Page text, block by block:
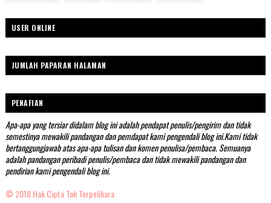
USER ONLINE
JUMLAH PAPARAN HALAMAN
PENAFIAN
Apa-apa yang tersiar didalam blog ini adalah pendapat penulis/pengirim dan tidak
semestinya mewakili pandangan dan pemdapat kami pengendali blog ini.Kami tidak
bertanggungjawab atas apa-apa tulisan dan komen penulisa/pembaca. Semuanya
adalah pandangan peribadi penulis/pembaca dan tidak mewakili pandangan dan
pendirian kami pengendali blog ini.
© 2018 Hak Cipta Tak Terpelihara